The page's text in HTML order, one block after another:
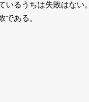
いるうちは失敗はない。
である。